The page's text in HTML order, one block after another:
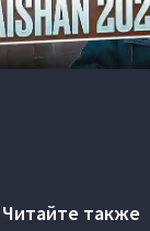
Читайте также